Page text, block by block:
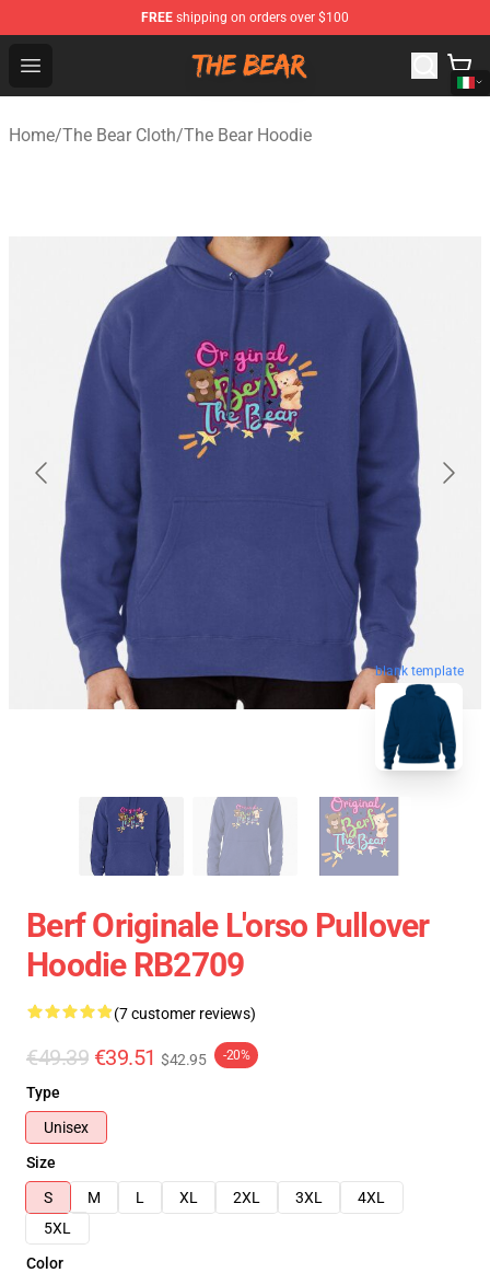
FREE shipping on orders over $100
Open menu
The Bear Shop - Official The Bear Merchandise Store
Home/The Bear Cloth/The Bear Hoodie
blank template
Berf Originale L'orso Pullover
Hoodie RB2709
(7 customer reviews)
€49.39 €39.51 $42.95 -20%
Type
Unisex
Size
S
M L XL 2XL 3XL
4XL
5XL
Color